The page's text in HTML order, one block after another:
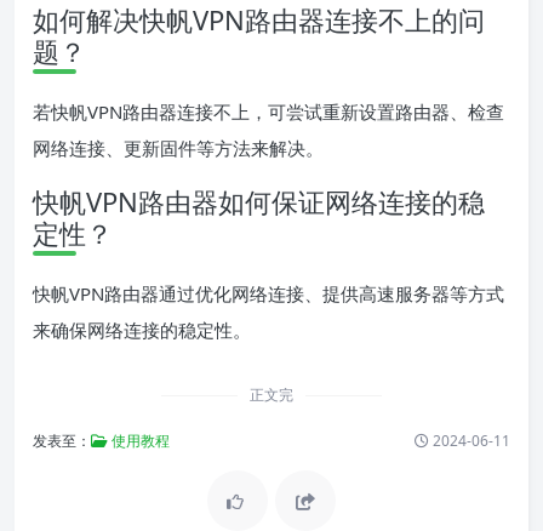
如何解决快帆VPN路由器连接不上的问
题？
若快帆VPN路由器连接不上，可尝试重新设置路由器、检查
网络连接、更新固件等方法来解决。
快帆VPN路由器如何保证网络连接的稳
定性？
快帆VPN路由器通过优化网络连接、提供高速服务器等方式
来确保网络连接的稳定性。
正文完
发表至： 使用教程 2024-06-11